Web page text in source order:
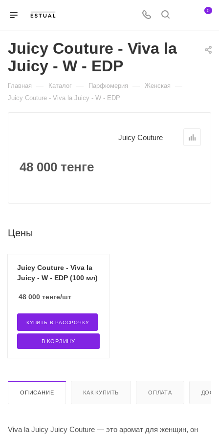
0
Juicy Couture - Viva la
Juicy - W - EDP
Главная — Каталог — Парфюмерия — Женская —
Juicy Couture - Viva la Juicy - W - EDP
Juicy Couture
48 000 тенге
Цены
Juicy Couture - Viva la
Juicy - W - EDP (100 мл)
48 000 тенге/шт
В КОРЗИНУ
КУПИТЬ В РАССРОЧКУ
ОПИСАНИЕ КАК КУПИТЬ ОПЛАТА
Viva la Juicy Juicy Couture — это аромат для женщин, он